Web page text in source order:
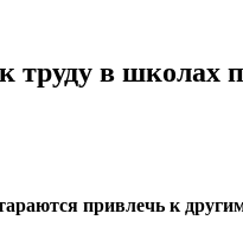
труду в школах
привлечь к